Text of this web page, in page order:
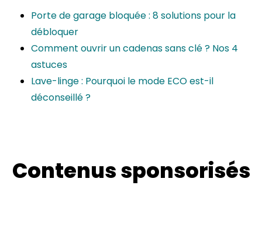
Porte de garage bloquée : 8 solutions pour la
débloquer
Comment ouvrir un cadenas sans clé ? Nos 4
astuces
Lave-linge : Pourquoi le mode ECO est-il
déconseillé ?
Contenus sponsorisés